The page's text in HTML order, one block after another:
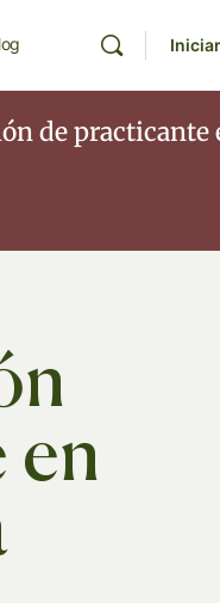
de practicante
en